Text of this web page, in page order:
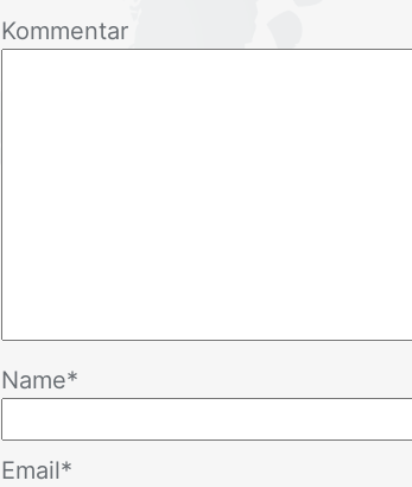
Kommentar
Name*
Email*